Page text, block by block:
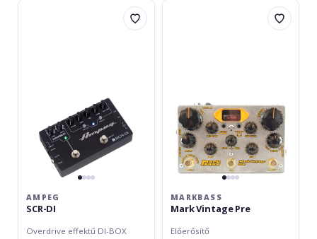
Ampeg
AMPEG
SCR-DI
Overdrive effektű DI-BOX
Markbass
MARKBASS
Mark Vintage Pre
Előerősítő